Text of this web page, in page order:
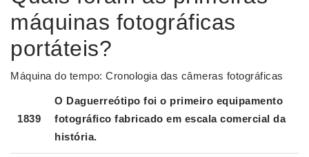
máquinas fotográficas
portáteis?
Máquina do tempo: Cronologia das câmeras fotográficas
1839
O Daguerreótipo foi o primeiro equipamento
fotográfico fabricado em escala comercial da
história.